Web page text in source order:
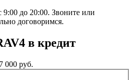
до 20:00. Звоните или
договоримся.
в кредит
000 руб.